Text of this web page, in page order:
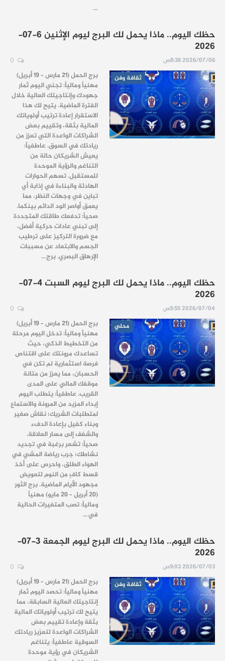
…
حظك اليوم.. ماذا يحمل لك البرج ليوم الإثنين 6-07-
2026
2026/07/06 8:38ص
ثقافة وفن
برج الحمل (21 مارس – 19 أبريل)
مهنياً ومالياً: تجني اليوم ثمار
جهودك وإنتاجيتك العالية خلال
الفترة الماضية. يتيح لك هذا
الاستقرار إعادة ترتيب أولوياتك
المالية بثقة، وتقييم بعض
الشراكات الواعدة التي تعزز من
ريادتك في السوق. عاطفياً:
يعيش الشريكان حالة من
التناغم والرؤية الموحدة
للمستقبل. تسهم الحوارات
الهادئة والبناءة في إذابة أي
تباين في وجهات النظر، مما
يعمق أواصر الود الدائم بينكما.
صحياً: تدفعك طاقتك المتجددة
إلى تبني عادات حركية أفضل،
مع ضرورة التركيز على ترطيب
الجسم والابتعاد عن مسببات
الإرهاق البصري. برج…
حظك اليوم.. ماذا يحمل لك البرج ليوم السبت 4-07-
2026
2026/07/04 9:55ص
محلي
برج الحمل (21 مارس – 19 أبريل)
مهنياً ومالياً: تدخل اليوم مرحلة
من التخطيط الذكي، حيث
تساعدك مرونتك على اقتناص
فرصة استثمارية لم تكن في
الحسبان، مما يعزز من متانة
موقفك المالي على المدى
القريب. عاطفياً: يتطلب اليوم
إبداء المزيد من المرونة والاستماع
لمتطلبات الشريك؛ نقاش صغير
وبناء كفيل بإعادة الدفء
والشغف إلى مسار العلاقة.
صحياً: تشعر برغبة في تجديد
نشاطك؛ جرب رياضة المشي في
الهواء الطلق، واحرص على أخذ
قسط كافٍ من النوم لتعويض
مجهود الأيام الماضية. برج الثور
(20 أبريل – 20 مايو) مهنياً
ومالياً: تصب المتغيرات الحالية
في…
حظك اليوم.. ماذا يحمل لك البرج ليوم الجمعة 3-07-
2026
2026/07/03 9:03ص
ثقافة وفن
برج الحمل (21 مارس – 19 أبريل)
مهنياً ومالياً: تحصد اليوم ثمار
إنتاجيتك العالية السابقة، مما
يتيح لك ترتيب أولوياتك المالية
بثقة وإعادة تقييم بعض
الشراكات الواعدة لتعزيز ريادتك
السوقية عاطفياً: يتناغم
الشريكان في رؤية موحدة